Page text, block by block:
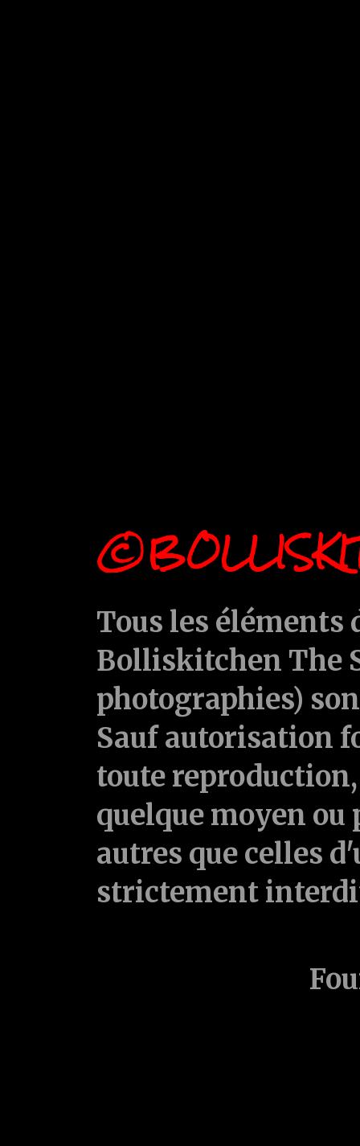
Tous les
Bolliskitchen The
photographies)
Sauf autorisation
toute
quelque moyen ou
autres que celles
strictement